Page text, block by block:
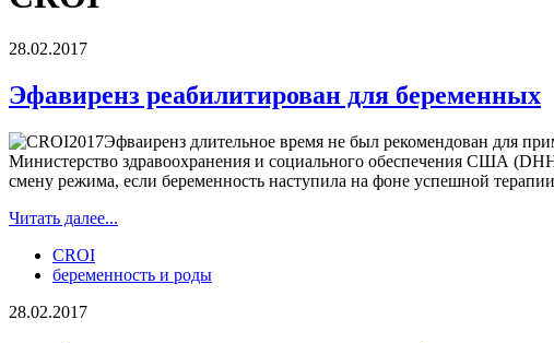
28.02.2017
Эфавиренз реабилитирован для беременных
Эфваиренз длительное время не был рекомендован для
Министерство здравоохранения и социального обеспечения США
смену режима, если беременность наступила на фоне успешной
Читать далее...
CROI
беременность и роды
28.02.2017